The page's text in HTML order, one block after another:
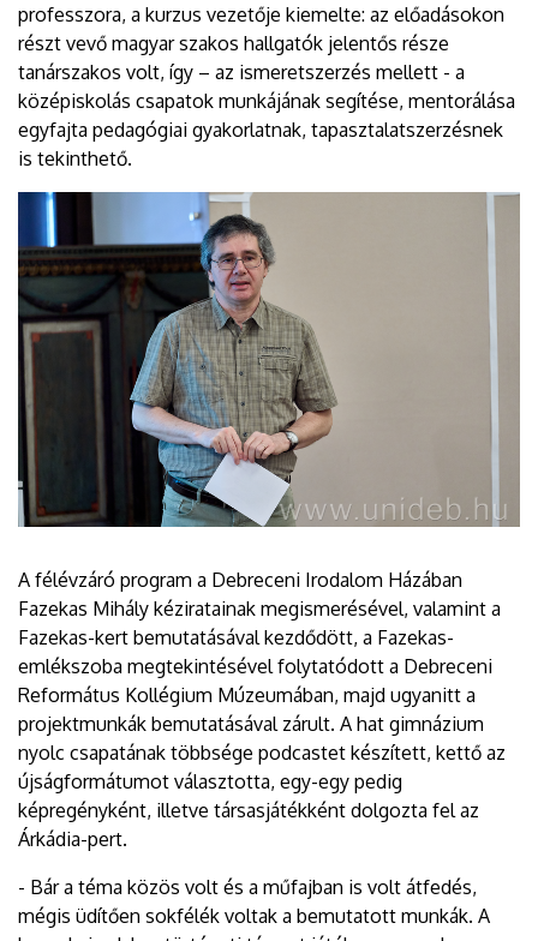
professzora, a kurzus vezetője kiemelte: az előadásokon
részt vevő magyar szakos hallgatók jelentős része
tanárszakos volt, így – az ismeretszerzés mellett - a
középiskolás csapatok munkájának segítése, mentorálása
egyfajta pedagógiai gyakorlatnak, tapasztalatszerzésnek
is tekinthető.
A félévzáró program a Debreceni Irodalom Házában
Fazekas Mihály kéziratainak megismerésével, valamint a
Fazekas-kert bemutatásával kezdődött, a Fazekas-
emlékszoba megtekintésével folytatódott a Debreceni
Református Kollégium Múzeumában, majd ugyanitt a
projektmunkák bemutatásával zárult. A hat gimnázium
nyolc csapatának többsége podcastet készített, kettő az
újságformátumot választotta, egy-egy pedig
képregényként, illetve társasjátékként dolgozta fel az
Árkádia-pert.
- Bár a téma közös volt és a műfajban is volt átfedés,
mégis üdítően sokfélék voltak a bemutatott munkák. A